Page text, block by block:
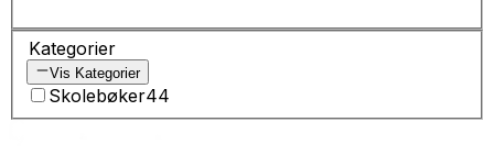
Kategorier
Vis Kategorier
Skolebøker44